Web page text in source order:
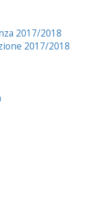
2017/2018
2017/2018